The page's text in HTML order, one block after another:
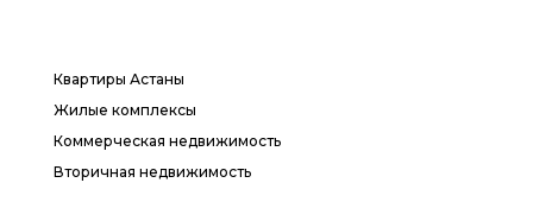
Квартиры Астаны
Жилые комплексы
Коммерческая недвижимость
Вторичная недвижимость